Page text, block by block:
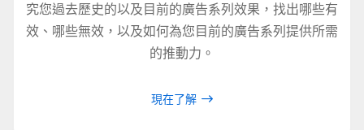
究您過去歷史的以及目前的廣告系列效果，找出哪些有
效、哪些無效，以及如何為您目前的廣告系列提供所需
的推動力。
現在了解